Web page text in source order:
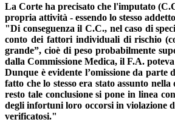
La Corte ha precisato che l'imputato
propria attività - essendo lo stesso
"Di conseguenza il C.C., nel caso di
conto dei fattori individuali di rischio
grande”, cioè di peso probabilmente
dalla Commissione Medica, il F.A.
Dunque è evidente l’omissione da
fatto che lo stesso era stato assunto
resto tale conclusione si pone in linea
degli infortuni loro occorsi in violazione
verificatosi."